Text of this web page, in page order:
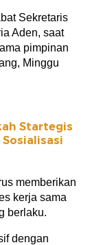
Sekretaris
Aden, saat
pimpinan
Minggu
Startegis
memberikan
kerja sama
berlaku.
dengan